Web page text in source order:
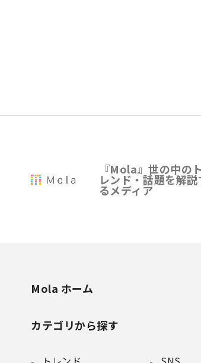
『Mola』世の中のト
レンド・話題を解説
るメディア
Mola ホーム
カテゴリから探す